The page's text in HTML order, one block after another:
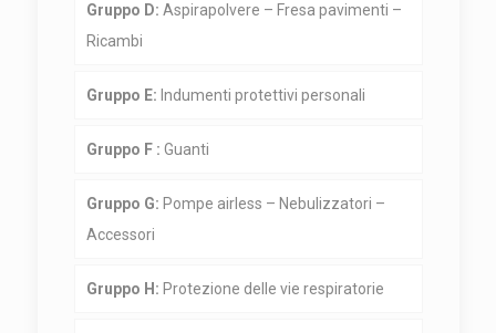
Gruppo D: Aspirapolvere – Fresa pavimenti –
Ricambi
Gruppo E: Indumenti protettivi personali
Gruppo F : Guanti
Gruppo G: Pompe airless – Nebulizzatori –
Accessori
Gruppo H: Protezione delle vie respiratorie